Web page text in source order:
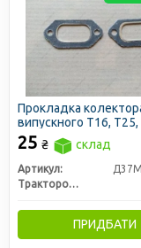
Прокладка
випускного Т16,
(вир-во ЛЗТД)
25 ₴ склад
Артикул:
Трактородеталь г. Лозовая
ПРИДБАТИ